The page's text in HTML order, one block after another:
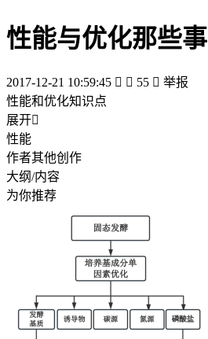
性能与优化那些事
2017-12-21 10:59:45   55  举报
性能和优化知识点
展开
性能
作者其他创作
大纲/内容
为你推荐